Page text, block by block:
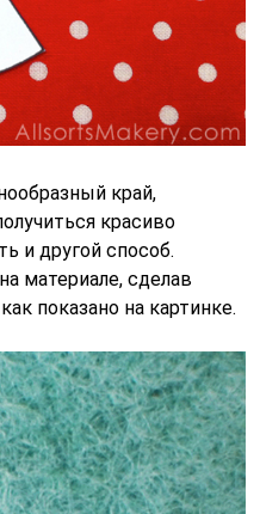
край,
красиво
и другой способ.
материале, сделав
показано на картинке.